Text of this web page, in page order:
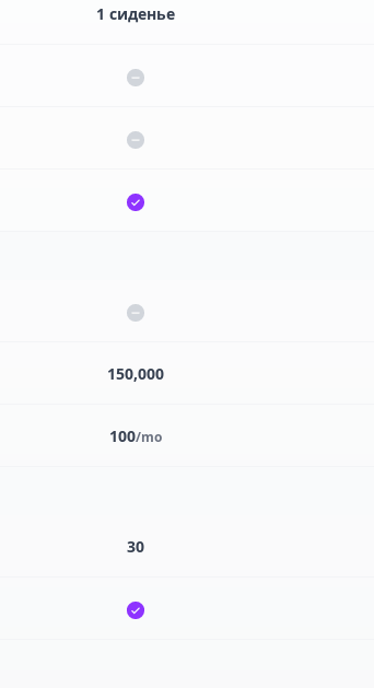
1 сиденье
150,000
100/mo
30